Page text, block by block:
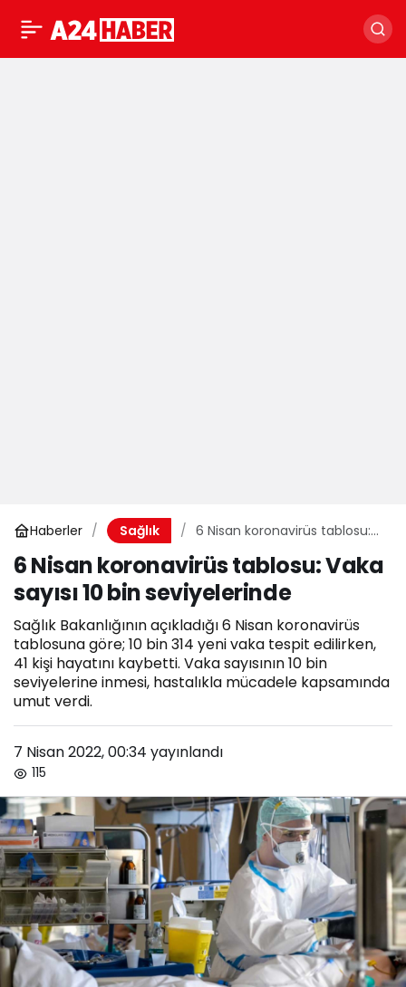
Haberler Sağlık
6 Nisan koronavirüs tablosu:
seviyelerinde
6 Nisan koronavirüs tablosu: Vaka
sayısı 10 bin seviyelerinde
Sağlık Bakanlığının açıkladığı 6 Nisan koronavirüs
tablosuna göre; 10 bin 314 yeni vaka tespit edilirken,
41 kişi hayatını kaybetti. Vaka sayısının 10 bin
seviyelerine inmesi, hastalıkla mücadele kapsamında
umut verdi.
7 Nisan 2022, 00:34 yayınlandı
115